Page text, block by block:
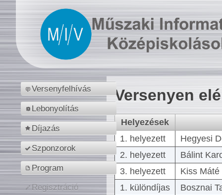
Versenyfelhívás
Lebonyolítás
Díjazás
Szponzorok
Program
Regisztráció
Versenyen
Helyezések
1. helyezett
Hegyesi
2. helyezett
Bálint
3. helyezett
Kiss
1. különdíjas
Bosznai